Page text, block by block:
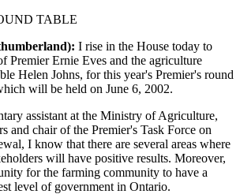
TABLE
I rise in the House today to
Premier Ernie Eves and the agriculture
Helen Johns, for this year's Premier's round
will be held on June 6, 2002.
assistant at the Ministry of Agriculture,
and chair of the Premier's Task Force on
I know that there are several areas where
will have positive results. Moreover,
for the farming community to have a
level of government in Ontario.